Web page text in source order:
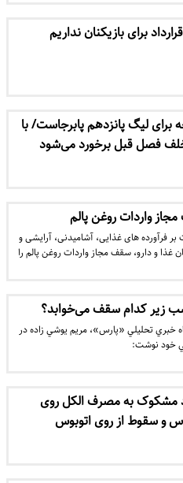
برای بازیکنان نداریم
لیگ پانزدهم پابرجاست/ با
فصل قبل برخورد می‌شود
واردات روغن پالم
فرآورده های غذایی، آشامیدنی، آرایشی و
غذا و دارو، سقف مجاز واردات روغن پالم را
زیر کدام سقف می‌خوابد؟
خبري تحليلي «پارس»، مريم يوشي زاده در
خود نوشت:
مشکوک به مصرف الکل روی
و سقوط از روی اتوبوس